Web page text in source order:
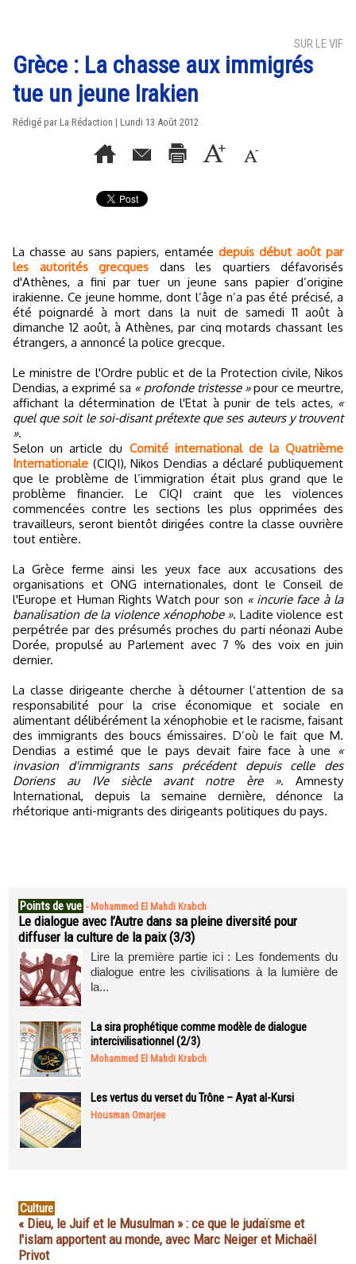
SUR LE VIF
Grèce : La chasse aux immigrés
tue un jeune Irakien
Rédigé par La Rédaction | Lundi 13 Août 2012
La chasse au sans papiers, entamée depuis début août par
les autorités grecques dans les quartiers défavorisés
d'Athènes, a fini par tuer un jeune sans papier d’origine
irakienne. Ce jeune homme, dont l’âge n’a pas été précisé, a
été poignardé à mort dans la nuit de samedi 11 août à
dimanche 12 août, à Athènes, par cinq motards chassant les
étrangers, a annoncé la police grecque.
Le ministre de l'Ordre public et de la Protection civile, Nikos
Dendias, a exprimé sa « profonde tristesse »pour ce meurtre,
affichant la détermination de l'Etat à punir de tels actes, «
quel que soit le soi-disant prétexte que ses auteurs y trouvent
».
Selon un article du Comité international de la Quatrième
Internationale (CIQI), Nikos Dendias a déclaré publiquement
que le problème de l’immigration était plus grand que le
problème financier. Le CIQI craint que les violences
commencées contre les sections les plus opprimées des
travailleurs, seront bientôt dirigées contre la classe ouvrière
tout entière.
La Grèce ferme ainsi les yeux face aux accusations des
organisations et ONG internationales, dont le Conseil de
l'Europe et Human Rights Watch pour son « incurie face à la
banalisation de la violence xénophobe ». Ladite violence est
perpétrée par des présumés proches du parti néonazi Aube
Dorée, propulsé au Parlement avec 7 % des voix en juin
dernier.
La classe dirigeante cherche à détourner l’attention de sa
responsabilité pour la crise économique et sociale en
alimentant délibérément la xénophobie et le racisme, faisant
des immigrants des boucs émissaires. D’où le fait que M.
Dendias a estimé que le pays devait faire face à une
«
invasion d'immigrants sans précédent depuis celle des
Doriens au IVe siècle avant notre ère ». Amnesty
International, depuis la semaine dernière, dénonce la
rhétorique anti-migrants des dirigeants politiques du pays.
Points de vue - Mohammed El Mahdi Krabch
Le dialogue avec l’Autre dans sa pleine diversité pour
diffuser la culture de la paix (3/3)
Lire la première partie ici : Les fondements du
dialogue entre les civilisations à la lumière de
la...
La sira prophétique comme modèle de dialogue
intercivilisationnel (2/3)
Mohammed El Mahdi Krabch
Les vertus du verset du Trône – Ayat al-Kursi
Housman Omarjee
Culture
« Dieu, le Juif et le Musulman » : ce que le judaïsme et
l'islam apportent au monde, avec Marc Neiger et Michaël
Privot